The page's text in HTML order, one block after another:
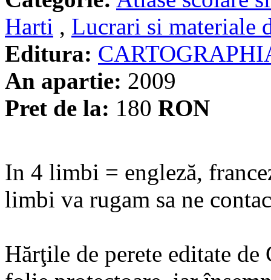
Harti , Lucrari si materiale
Editura:
An apartie: 2009
Pret de la: 180 RON
In 4 limbi = engleză,
limbi va rugam sa ne
Hărţile de perete editate